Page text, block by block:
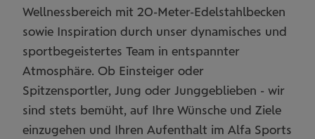
Wellnessbereich mit 20-Meter-Edelstahlbecken
sowie Inspiration durch unser dynamisches und
sportbegeistertes Team in entspannter
Atmosphäre. Ob Einsteiger oder
Spitzensportler, Jung oder Junggeblieben - wir
sind stets bemüht, auf Ihre Wünsche und Ziele
einzugehen und Ihren Aufenthalt im Alfa Sports